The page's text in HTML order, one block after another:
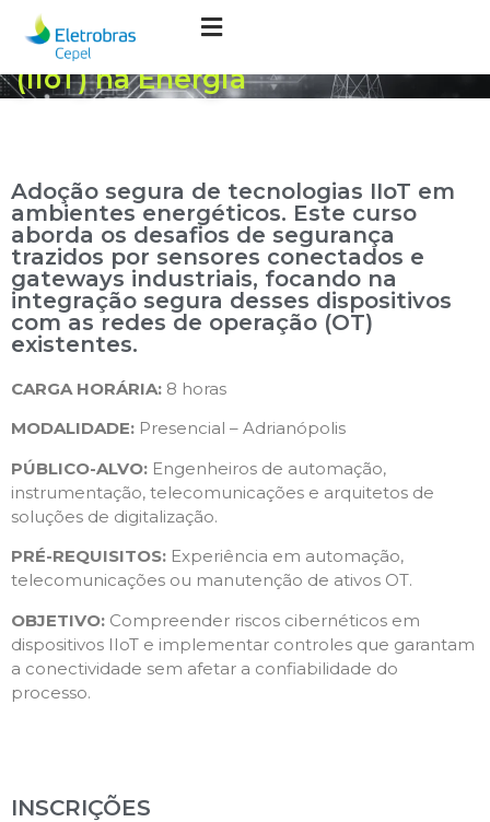
Segurança Cibernética para
Internet das Coisas Industriais
(IIoT) na Energia
Adoção segura de tecnologias IIoT em
ambientes energéticos. Este curso
aborda os desafios de segurança
trazidos por sensores conectados e
gateways industriais, focando na
integração segura desses dispositivos
com as redes de operação (OT)
existentes.
CARGA HORÁRIA: 8 horas
MODALIDADE: Presencial – Adrianópolis
PÚBLICO-ALVO: Engenheiros de automação,
instrumentação, telecomunicações e arquitetos de
soluções de digitalização.
PRÉ-REQUISITOS: Experiência em automação,
telecomunicações ou manutenção de ativos OT.
OBJETIVO: Compreender riscos cibernéticos em
dispositivos IIoT e implementar controles que garantam
a conectividade sem afetar a confiabilidade do
processo.
INSCRIÇÕES